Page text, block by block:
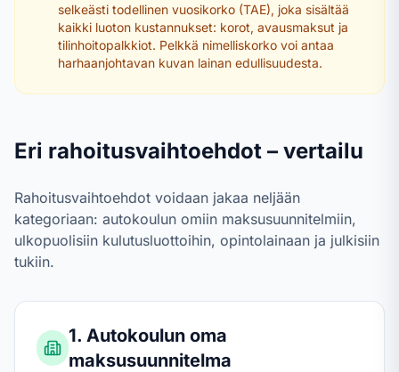
selkeästi todellinen vuosikorko (TAE), joka sisältää
kaikki luoton kustannukset: korot, avausmaksut ja
tilinhoitopalkkiot. Pelkkä nimelliskorko voi antaa
harhaanjohtavan kuvan lainan edullisuudesta.
Eri rahoitusvaihtoehdot – vertailu
Rahoitusvaihtoehdot voidaan jakaa neljään
kategoriaan: autokoulun omiin maksusuunnitelmiin,
ulkopuolisiin kulutusluottoihin, opintolainaan ja julkisiin
tukiin.
1. Autokoulun oma
maksusuunnitelma